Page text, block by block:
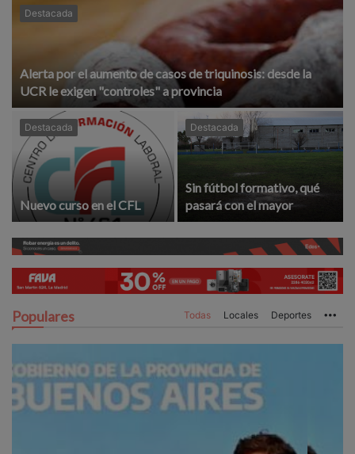
Destacada
Alerta por el aumento de casos de triquinosis: desde la
UCR le exigen "controles" a provincia
Destacada
Nuevo curso en el CFL
Destacada
Sin fútbol formativo, qué
pasará con el mayor
Populares Todas Locales Deportes